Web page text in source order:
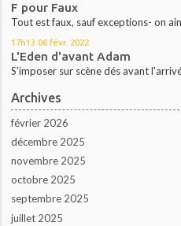
F pour Faux
Tout est faux, sauf exceptions- on
17h13 06 févr. 2022
L'Eden d'avant Adam
S'imposer sur scène dés avant
Archives
février 2026
décembre 2025
novembre 2025
octobre 2025
septembre 2025
juillet 2025